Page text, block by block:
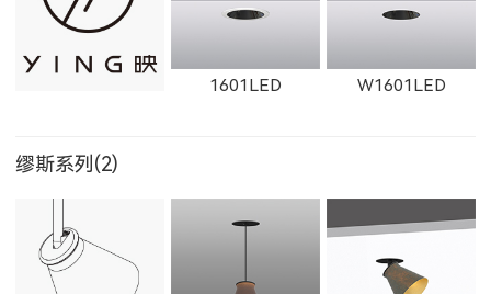
1351LED 1352LED 1231LED-3
1231LED-5 1351LED-3 1351LED-5
1601LED W1601LED
1602LED W1602LED 1861LED
缪斯系列(2)